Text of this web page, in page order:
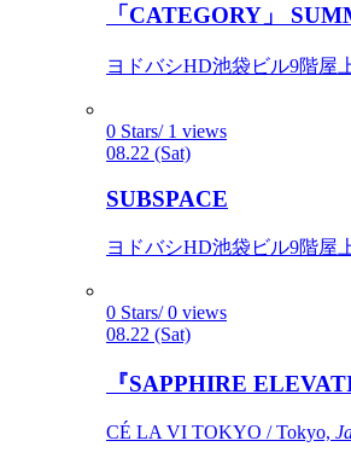
「CATEGORY」
ヨドバシHD池袋ビル9階屋
0 Stars/ 1 views
08.22 (Sat)
SUBSPACE
ヨドバシHD池袋ビル9階屋
0 Stars/ 0 views
08.22 (Sat)
『SAPPHIRE
CÉ LA VI TOKYO / Tokyo,